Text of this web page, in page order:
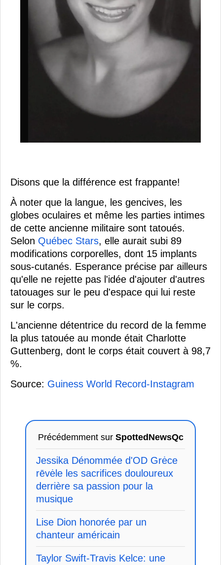
Disons que la différence est frappante!
À noter que la langue, les gencives, les
globes oculaires et même les parties intimes
de cette ancienne militaire sont tatoués.
Selon Québec Stars, elle aurait subi 89
modifications corporelles, dont 15 implants
sous-cutanés. Esperance précise par ailleurs
qu'elle ne rejette pas l'idée d'ajouter d'autres
tatouages sur le peu d'espace qui lui reste
sur le corps.
L'ancienne détentrice du record de la femme
la plus tatouée au monde était Charlotte
Guttenberg, dont le corps était couvert à 98,7
%.
Source: Guiness World Record-Instagram
Précédemment sur SpottedNewsQc
Jessika Dénommée d'OD Grėce
rēvėle les sacrifices douloureux
derrière sa passion pour la
musique
Lise Dion honorée par un
chanteur américain
Taylor Swift-Travis Kelce: une